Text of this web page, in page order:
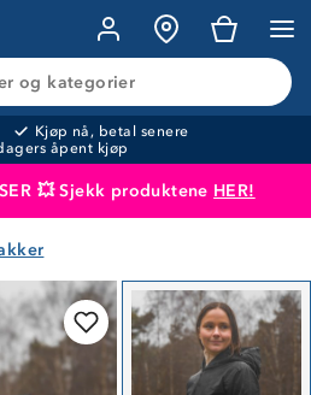
og kategorier
Kjøp nå, betal senere
åpent kjøp
💥 Sjekk produktene HER!
i handlekurven